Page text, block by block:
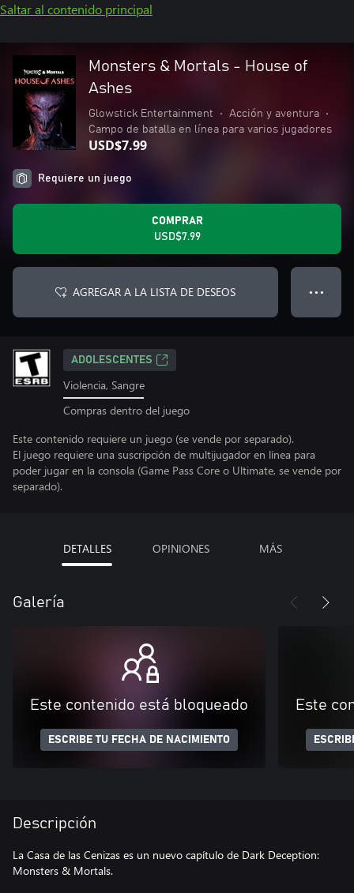
Saltar al contenido principal
Monsters & Mortals - House of
Ashes
Glowstick Entertainment • Acción y aventura
•
Campo de batalla en línea para varios jugadores
USD$7.99
Requiere un juego
COMPRAR
USD$7.99
AGREGAR A LA LISTA DE DESEOS ● ● ●
ADOLESCENTES
Violencia, Sangre
Compras dentro del juego
Este contenido requiere un juego (se vende por separado).
El juego requiere una suscripción de multijugador en línea para
poder jugar en la consola (Game Pass Core o Ultimate, se vende por
separado).
DETALLES OPINIONES MÁS
Galería
Este contenido está bloqueado
ESCRIBE TU FECHA DE NACIMIENTO
Este
Descripción
La Casa de las Cenizas es un nuevo capítulo de Dark Deception:
Monsters & Mortals.